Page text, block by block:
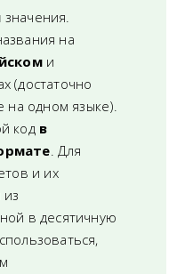
значения.
на
и
(достаточно
на одном языке).
код в
. Для
и их
в десятичную